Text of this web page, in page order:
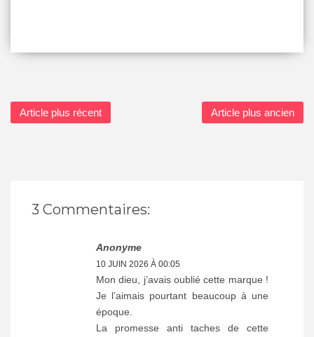
Article plus récent Article plus ancien
3 Commentaires:
Anonyme
10 JUIN 2026 À 00:05
Mon dieu, j’avais oublié cette marque !
Je l’aimais pourtant beaucoup à une
époque.
La promesse anti taches de cette